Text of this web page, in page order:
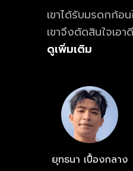
เขาได้รับมรดกก้
เขาจึงตัดสินใจเอ
ดูเพิ่มเติม
ยุทธนา เปื้องกลาง